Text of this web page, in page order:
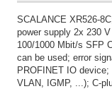
SCALANCE XR526-
power supply 2x 230
100/1000 Mbit/s SFP
can be used; error
PROFINET IO
VLAN, IGMP, ...); C-